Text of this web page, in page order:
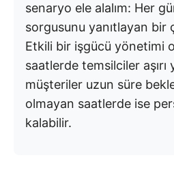
senaryo ele alalım: Her
sorgusunu yanıtlayan bir
Etkili bir işgücü yönetimi
saatlerde temsilciler
müşteriler uzun süre
olmayan saatlerde ise
kalabilir.